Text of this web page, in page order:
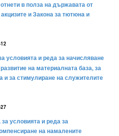
в полза на държавата от
и Закона за тютюна и
условията и реда за начисляване
на материалната база, за
и за стимулиране на служителите
условията и реда за
на намалените